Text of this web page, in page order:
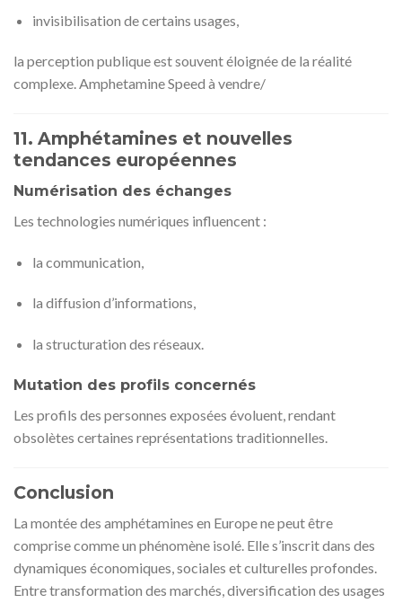
invisibilisation de certains usages,
la perception publique est souvent éloignée de la réalité
complexe. Amphetamine Speed ​​​​à vendre/
11. Amphétamines et nouvelles
tendances européennes
Numérisation des échanges
Les technologies numériques influencent :
la communication,
la diffusion d’informations,
la structuration des réseaux.
Mutation des profils concernés
Les profils des personnes exposées évoluent, rendant
obsolètes certaines représentations traditionnelles.
Conclusion
La montée des amphétamines en Europe ne peut être
comprise comme un phénomène isolé. Elle s’inscrit dans des
dynamiques économiques, sociales et culturelles profondes.
Entre transformation des marchés, diversification des usages